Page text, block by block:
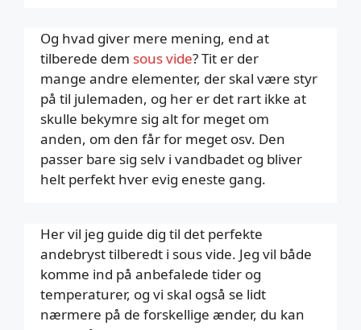
Og hvad giver mere mening, end at
tilberede dem sous vide? Tit er der
mange andre elementer, der skal være styr
på til julemaden, og her er det rart ikke at
skulle bekymre sig alt for meget om
anden, om den får for meget osv. Den
passer bare sig selv i vandbadet og bliver
helt perfekt hver evig eneste gang.
Her vil jeg guide dig til det perfekte
andebryst tilberedt i sous vide. Jeg vil både
komme ind på anbefalede tider og
temperaturer, og vi skal også se lidt
nærmere på de forskellige ænder, du kan